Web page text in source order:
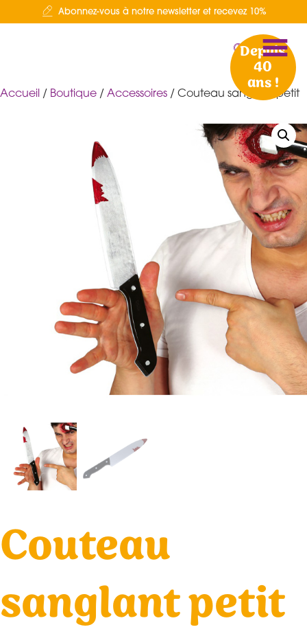
Abonnez-vous à notre newsletter et recevez 10%
Depuis
40
ans !
Accueil / Boutique / Accessoires / Couteau sanglant petit
Couteau
sanglant petit